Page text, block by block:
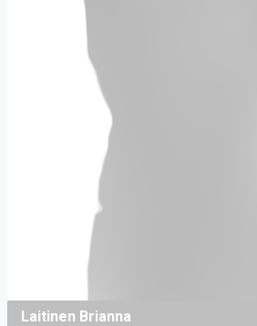
Laitinen Brianna